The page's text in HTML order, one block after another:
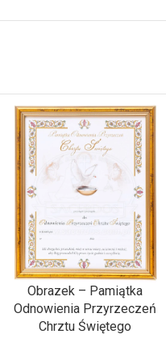
Obrazek – Pamiątka
Odnowienia Przyrzeczeń
Chrztu Świętego